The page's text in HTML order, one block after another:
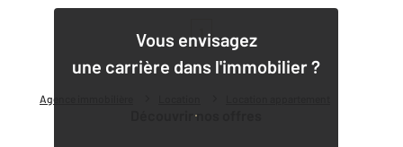
Agence immobilière
Vous envisagez
une carrière dans l'immobilier ?
Découvrir nos offres